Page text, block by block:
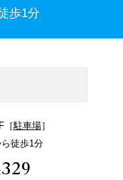
歩1分
［駐車場］
徒歩1分